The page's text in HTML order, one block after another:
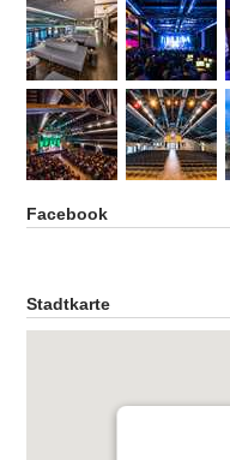
Facebook
Stadtkarte